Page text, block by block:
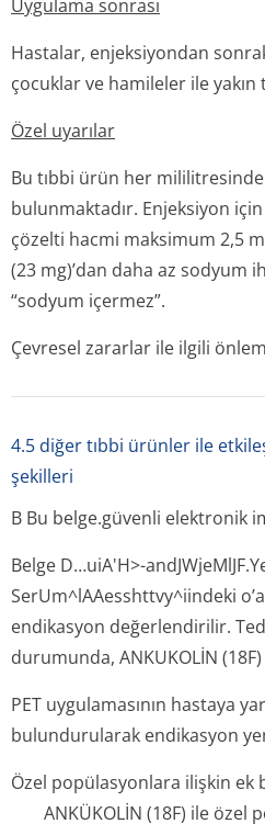
Uygulama sonrası
Hastalar, enjeksiyondan
çocuklar ve hamileler ile yakın
Özel uyarılar
Bu tıbbi ürün her
bulunmaktadır. Enjeksiyon
çözelti hacmi maksimum 2,5
(23 mg)’dan daha az sodyum
“sodyum içermez”.
Çevresel zararlar ile ilgili
4.5 diğer tıbbi ürünler ile
şekilleri
B Bu belge.güvenli elektronik
Belge D…uiA'H>-
SerUm^lAAesshttvy^i­indeki
endikasyon değerlendirilir.
durumunda, ANKUKOLİN (18F)
PET uygulamasının hastaya
bulundurularak endikasyon
Özel popülasyonlara ilişkin ek
ANKÜKOLİN (18F) ile özel